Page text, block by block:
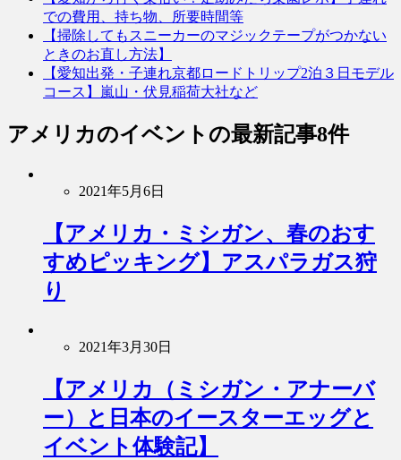
での費用、持ち物、所要時間等
【掃除してもスニーカーのマジックテープがつかない
ときのお直し方法】
【愛知出発・子連れ京都ロードトリップ2泊３日モデル
コース】嵐山・伏見稲荷大社など
アメリカのイベント の最新記事8件
2021年5月6日
【アメリカ・ミシガン、春のおす
すめピッキング】アスパラガス狩
り
2021年3月30日
【アメリカ（ミシガン・アナーバ
ー）と日本のイースターエッグと
イベント体験記】